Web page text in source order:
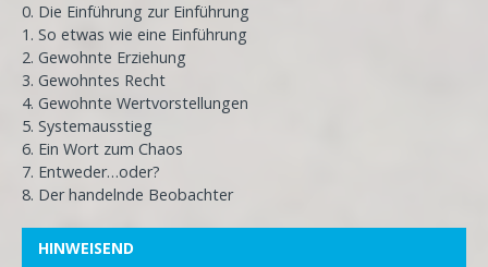
0. Die Einführung zur Einführung
1. So etwas wie eine Einführung
2. Gewohnte Erziehung
3. Gewohntes Recht
4. Gewohnte Wertvorstellungen
5. Systemausstieg
6. Ein Wort zum Chaos
7. Entweder…oder?
8. Der handelnde Beobachter
HINWEISEND